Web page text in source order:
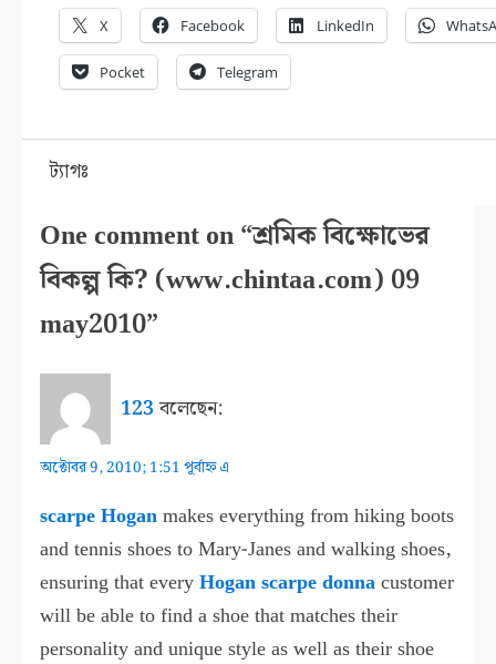
X Facebook LinkedIn
Pocket Telegram
ট্যাগঃ
One comment on “শ্রমিক বিক্ষোভের
বিকল্প কি? (www.chintaa.com) 09
may2010”
123বলেছেন:
অক্টোবর 9, 2010; 1:51 পূর্বাহ্ন এ
scarpe Hoganmakes everything from hiking boots
and tennis shoes to Mary-Janes and walking shoes,
ensuring that everyHogan scarpe donnacustomer
will be able to find a shoe that matches their
personality and unique style as well as their shoe